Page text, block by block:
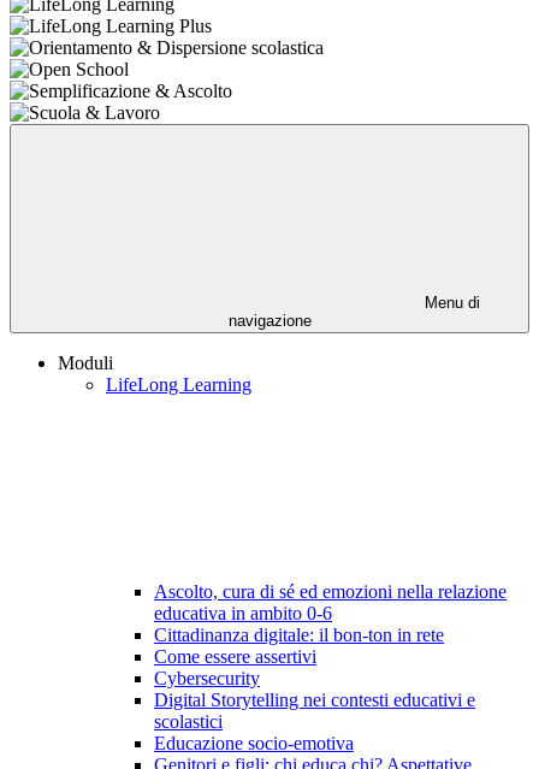
Menu di
navigazione
Moduli
LifeLong Learning
Ascolto, cura di sé ed emozioni nella relazione
educativa in ambito 0-6
Cittadinanza digitale: il bon-ton in rete
Come essere assertivi
Cybersecurity
Digital Storytelling nei contesti educativi e
scolastici
Educazione socio-emotiva